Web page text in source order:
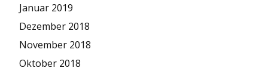
Januar 2019
Dezember 2018
November 2018
Oktober 2018